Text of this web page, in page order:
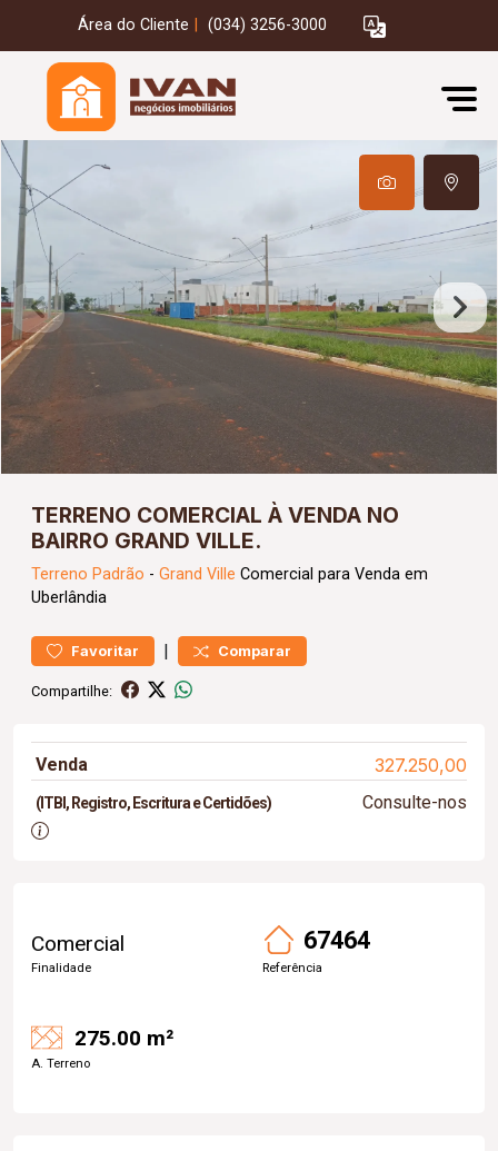
Área do Cliente (034) 3256-3000
TERRENO COMERCIAL À VENDA NO
BAIRRO GRAND VILLE.
Terreno Padrão - Grand Ville Comercial para Venda em
Uberlândia
Favoritar | Comparar
Compartilhe:
Venda 327.250,00
(ITBI, Registro, Escritura e Certidões) Consulte-nos
Comercial
Finalidade
67464
Referência
275.00 m²
A. Terreno